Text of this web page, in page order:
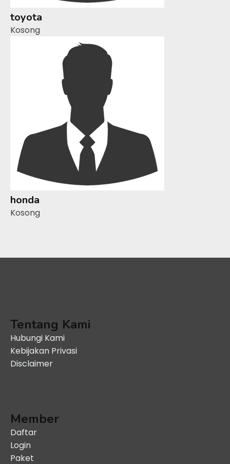
toyota
Kosong
honda
Kosong
Tentang Kami
Hubungi Kami
Kebijakan Privasi
Disclaimer
Member
Daftar
Login
Paket